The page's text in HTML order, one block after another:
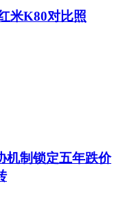
米K80对比照
机制锁定五年跌价